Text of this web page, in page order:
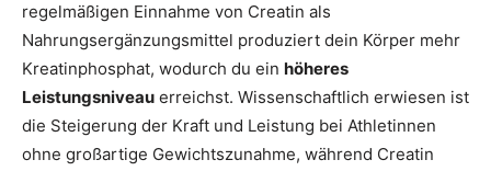
regelmäßigen Einnahme von Creatin als
Nahrungsergänzungsmittel produziert dein Körper mehr
Kreatinphosphat, wodurch du ein höheres
Leistungsniveau erreichst. Wissenschaftlich erwiesen ist
die Steigerung der Kraft und Leistung bei Athletinnen
ohne großartige Gewichtszunahme, während Creatin